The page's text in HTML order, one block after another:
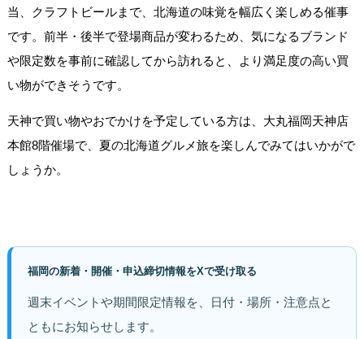
当、クラフトビールまで、北海道の味覚を幅広く楽しめる催事
です。前半・後半で登場商品が変わるため、気になるブランド
や限定数を事前に確認してから訪れると、より満足度の高い買
い物ができそうです。
天神で買い物やおでかけを予定している方は、大丸福岡天神店
本館8階催場で、夏の北海道グルメ旅を楽しんでみてはいかがで
しょうか。
福岡の新着・開催・申込締切情報をXで受け取る
週末イベントや期間限定情報を、日付・場所・注意点と
ともにお知らせします。